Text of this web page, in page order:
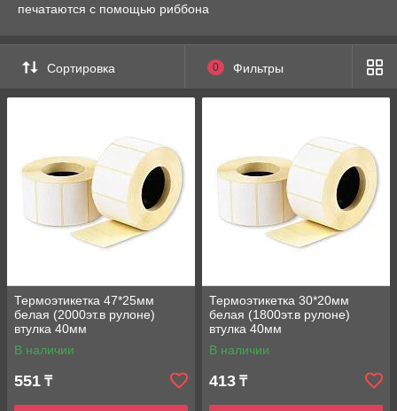
печатаются с помощью риббона
Сортировка 0 Фильтры
Термоэтикетка 47*25мм
белая (2000эт.в рулоне)
втулка 40мм
В наличии
551 ₸
Термоэтикетка 30*20мм
белая (1800эт.в рулоне)
втулка 40мм
В наличии
413 ₸